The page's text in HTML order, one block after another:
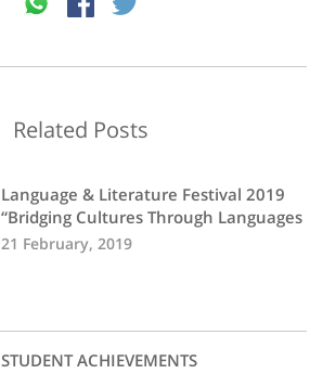
Related Posts
Language & Literature Festival 2019
“Bridging Cultures Through Languages
21 February, 2019
STUDENT ACHIEVEMENTS